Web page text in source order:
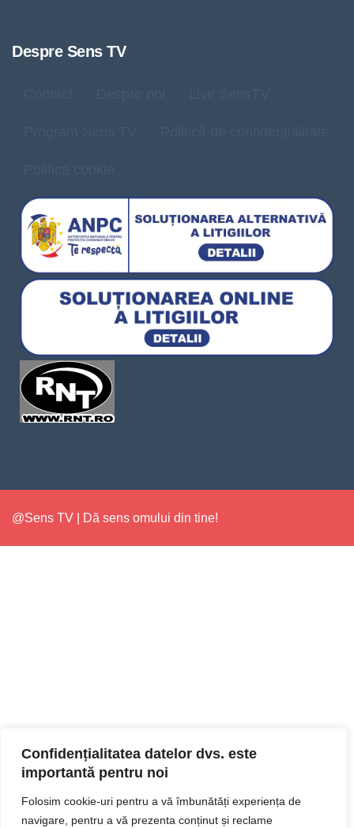
Confidențialitatea datelor dvs. este
importantă pentru noi
Folosim cookie-uri pentru a vă îmbunătăți experiența de
navigare, pentru a vă prezenta conținut și reclame
Despre Sens TV
@Sens TV | Dă sens omului din tine!